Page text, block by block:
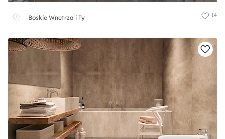
Boskie Wnetrza i Ty 14